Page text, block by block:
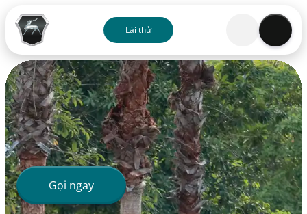
Lái thử
Về chúng tôi
Sản phẩm
Dịch vụ
Gọi ngay